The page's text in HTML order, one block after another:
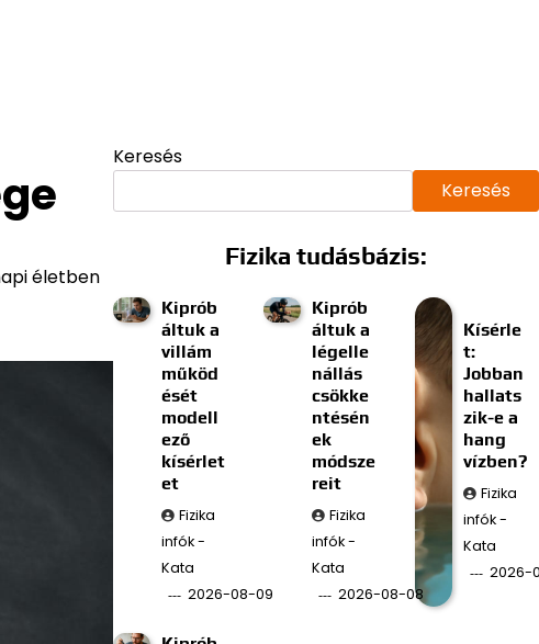
életben
Keresés
Keresés
Fizika tudásbázis:
Kiprób
áltuk a
villám
működ
ését
modell
ező
kísérlet
et
Fizika
infók -
Kata
2026-08-09
Kiprób
áltuk a
légelle
nállás
csökke
ntésén
ek
módsze
reit
Fizika
infók -
Kata
2026-08-08
Kísérle
t:
Jobban
hallats
zik-e a
hang
vízben?
Fizika
infók -
Kata
2026-